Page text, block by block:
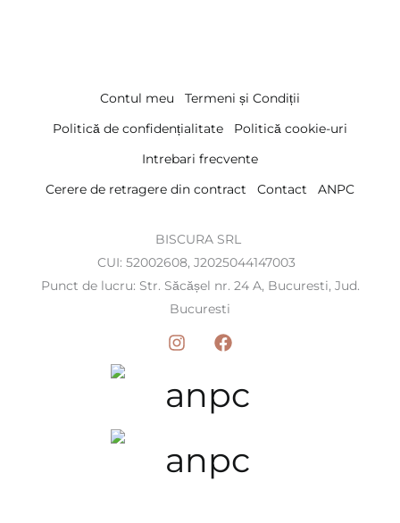
Contul meu
Termeni și Condiții
Politică de confidențialitate
Politică cookie-uri
Intrebari frecvente
Cerere de retragere din contract
Contact ANPC
BISCURA SRL
CUI: 52002608, J2025044147003
Punct de lucru: Str. Săcășel nr. 24 A, Bucuresti, Jud.
Bucuresti